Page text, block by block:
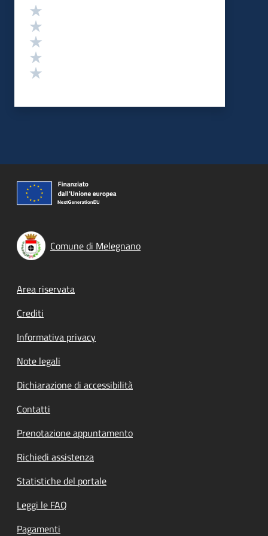
Valutazione
Comune di Melegnano
Footer menu
Area riservata
Crediti
Informativa privacy
Note legali
Dichiarazione di accessibilità
Contatti
Prenotazione appuntamento
Richiedi assistenza
Statistiche del portale
Leggi le FAQ
Pagamenti